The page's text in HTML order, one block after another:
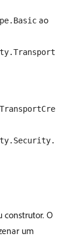
ao
construtor. O
um